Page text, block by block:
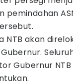
pemindahan
NTB akan
Gubernur